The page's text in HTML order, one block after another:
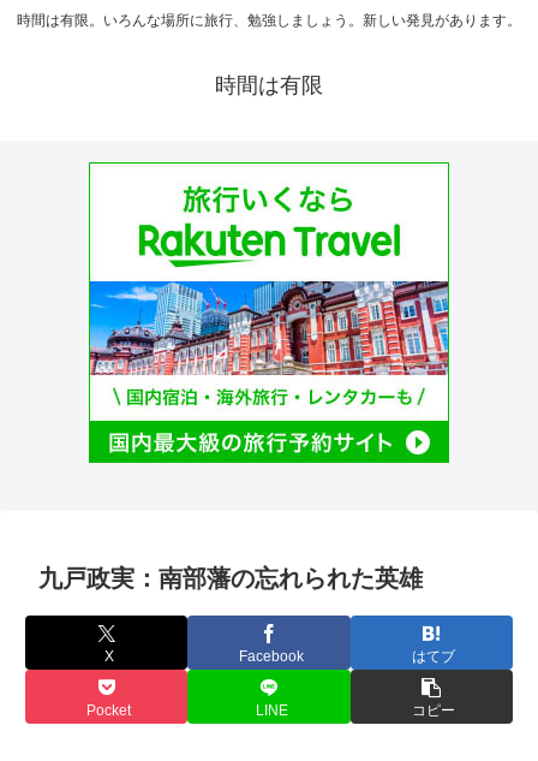
時間は有限。いろんな場所に旅行、勉強しましょう。新しい発見があります。
時間は有限
九戸政実：南部藩の忘れられた英雄
X Facebook はてブ
Pocket LINE コピー